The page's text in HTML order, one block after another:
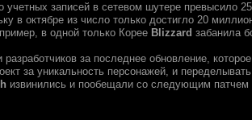
учетных записей в сетевом шутере превысило
в октябре из число только достигло 20
в одной только Корее Blizzard забанила
за последнее обновление,
за уникальность персонажей, и
извинились и пообещали со следующим патчем